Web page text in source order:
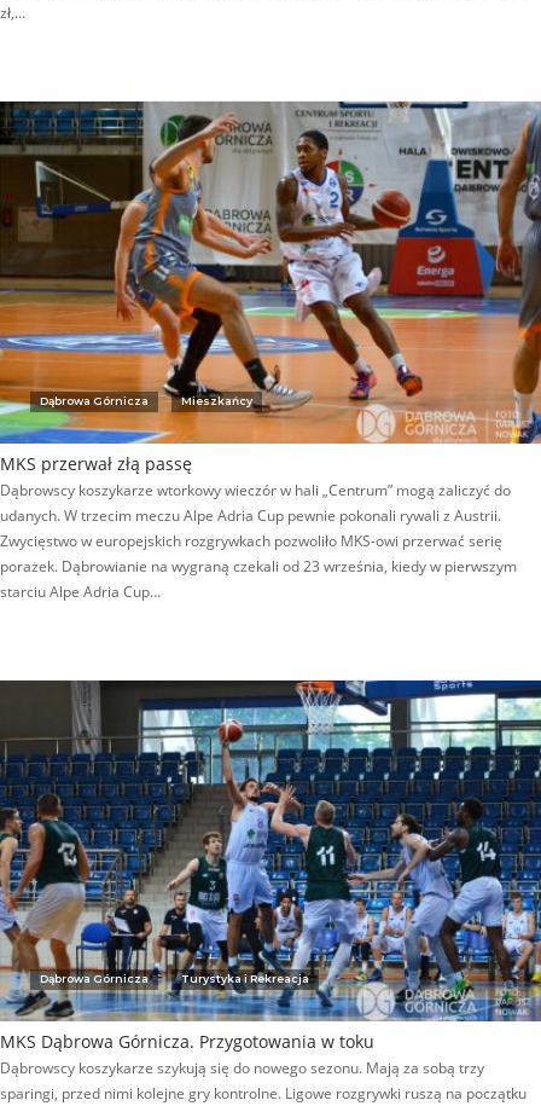
zł,…
Dąbrowa Górnicza Mieszkańcy
MKS przerwał złą passę
Dąbrowscy koszykarze wtorkowy wieczór w hali „Centrum” mogą zaliczyć do
udanych. W trzecim meczu Alpe Adria Cup pewnie pokonali rywali z Austrii.
Zwycięstwo w europejskich rozgrywkach pozwoliło MKS-owi przerwać serię
porażek. Dąbrowianie na wygraną czekali od 23 września, kiedy w pierwszym
starciu Alpe Adria Cup…
Dąbrowa Górnicza Turystyka i Rekreacja
MKS Dąbrowa Górnicza. Przygotowania w toku
Dąbrowscy koszykarze szykują się do nowego sezonu. Mają za sobą trzy
sparingi, przed nimi kolejne gry kontrolne. Ligowe rozgrywki ruszą na początku